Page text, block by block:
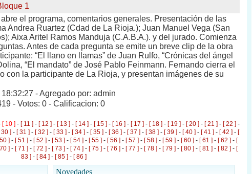
1
el programa, comentarios generales. Presentación de las
Andrea Ruartez (Cdad de La Rioja.); Juan Manuel Vega (San
Aixa Aritel Ramos Manduja (C.A.B.A.). y del jurado. Comienza
Antes de cada pregunta se emite un breve clip de la obra
“El llano en llamas” de Juan Rulfo, “Crónicas del ángel
“El mandato” de José Pablo Feinmann. Fernando cierra el
con la participante de La Rioja, y presentan imágenes de su
- Agregado por: admin
- Votos: 0 - Calificacion: 0
[ 10 ] - [ 11 ] - [ 12 ] - [ 13 ] - [ 14 ] - [ 15 ] - [ 16 ] - [ 17 ] - [ 18 ] - [ 19 ] - [ 20 ] - [ 21 ] - [ 22 ] -
30 ] - [ 31 ] - [ 32 ] - [ 33 ] - [ 34 ] - [ 35 ] - [ 36 ] - [ 37 ] - [ 38 ] - [ 39 ] - [ 40 ] - [ 41 ] - [ 42 ] - [
] - [ 51 ] - [ 52 ] - [ 53 ] - [ 54 ] - [ 55 ] - [ 56 ] - [ 57 ] - [ 58 ] - [ 59 ] - [ 60 ] - [ 61 ] - [ 62 ] - [
] - [ 71 ] - [ 72 ] - [ 73 ] - [ 74 ] - [ 75 ] - [ 76 ] - [ 77 ] - [ 78 ] - [ 79 ] - [ 80 ] - [ 81 ] - [ 82 ] - [
83 ] - [ 84 ] - [ 85 ] - [ 86 ]
Novedades